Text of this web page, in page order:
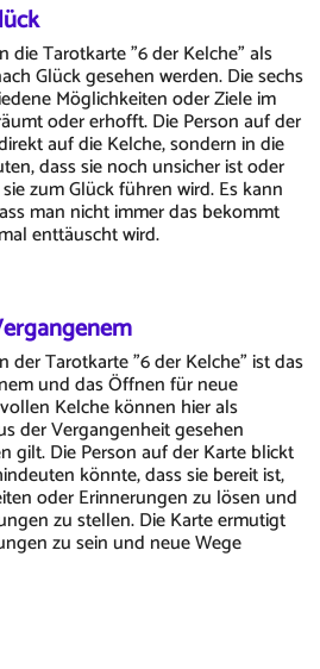
die Tarotkarte "6 der Kelche" als
Glück gesehen werden. Die sechs
Möglichkeiten oder Ziele im
oder erhofft. Die Person auf der
auf die Kelche, sondern in die
dass sie noch unsicher ist oder
zum Glück führen wird. Es kann
man nicht immer das bekommt
enttäuscht wird.
der Tarotkarte "6 der Kelche" ist das
und das Öffnen für neue
Kelche können hier als
der Vergangenheit gesehen
gilt. Die Person auf der Karte blickt
könnte, dass sie bereit ist,
oder Erinnerungen zu lösen und
zu stellen. Die Karte ermutigt
zu sein und neue Wege